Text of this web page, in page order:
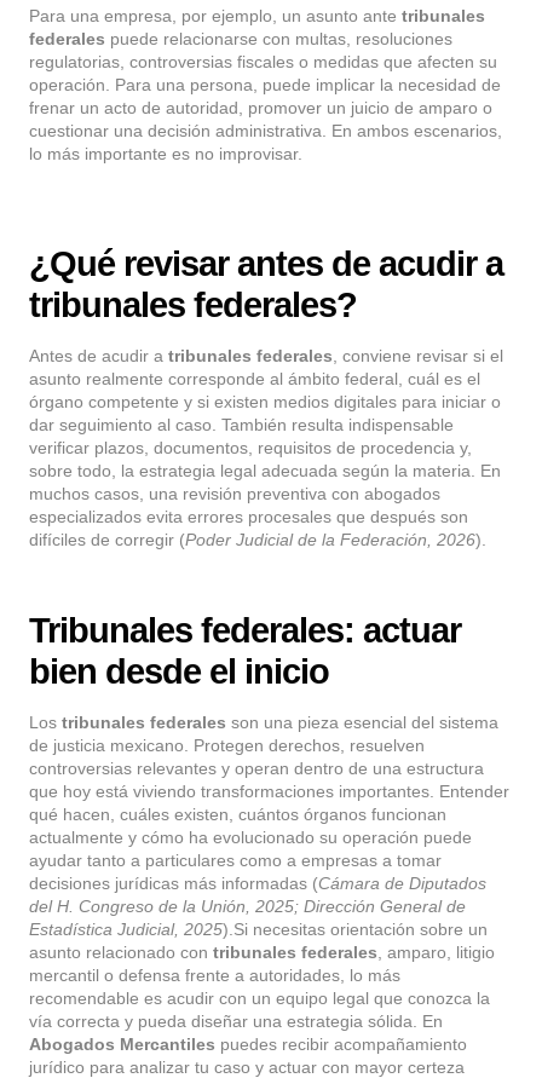
Para una empresa, por ejemplo, un asunto ante tribunales
federales puede relacionarse con multas, resoluciones
regulatorias, controversias fiscales o medidas que afecten su
operación. Para una persona, puede implicar la necesidad de
frenar un acto de autoridad, promover un juicio de amparo o
cuestionar una decisión administrativa. En ambos escenarios,
lo más importante es no improvisar.
¿Qué revisar antes de acudir a
tribunales federales?
Antes de acudir a tribunales federales , conviene revisar si el
asunto realmente corresponde al ámbito federal, cuál es el
órgano competente y si existen medios digitales para iniciar o
dar seguimiento al caso. También resulta indispensable
verificar plazos, documentos, requisitos de procedencia y,
sobre todo, la estrategia legal adecuada según la materia. En
muchos casos, una revisión preventiva con abogados
especializados evita errores procesales que después son
difíciles de corregir (Poder Judicial de la Federación, 2026).
Tribunales federales: actuar
bien desde el inicio
Los tribunales federales son una pieza esencial del sistema
de justicia mexicano. Protegen derechos, resuelven
controversias relevantes y operan dentro de una estructura
que hoy está viviendo transformaciones importantes. Entender
qué hacen, cuáles existen, cuántos órganos funcionan
actualmente y cómo ha evolucionado su operación puede
ayudar tanto a particulares como a empresas a tomar
decisiones jurídicas más informadas (Cámara de Diputados
del H. Congreso de la Unión, 2025; Dirección General de
Estadística Judicial, 2025).Si necesitas orientación sobre un
asunto relacionado con tribunales federales , amparo, litigio
mercantil o defensa frente a autoridades, lo más
recomendable es acudir con un equipo legal que conozca la
vía correcta y pueda diseñar una estrategia sólida. En
Abogados Mercantiles puedes recibir acompañamiento
jurídico para analizar tu caso y actuar con mayor certeza